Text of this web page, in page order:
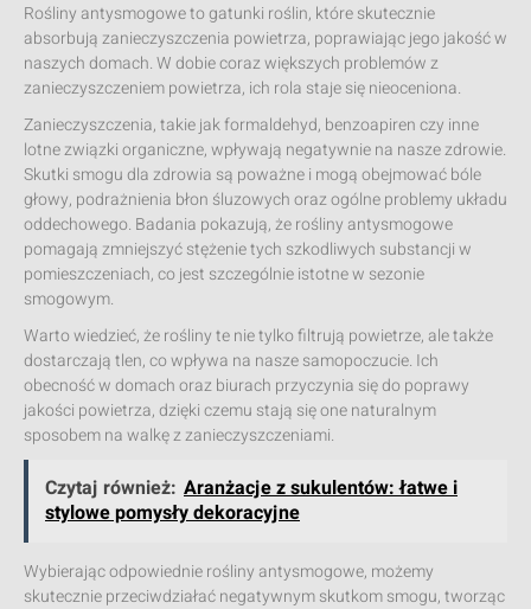
Rośliny antysmogowe to gatunki roślin, które skutecznie
absorbują zanieczyszczenia powietrza, poprawiając jego jakość w
naszych domach. W dobie coraz większych problemów z
zanieczyszczeniem powietrza, ich rola staje się nieoceniona.
Zanieczyszczenia, takie jak formaldehyd, benzoapiren czy inne
lotne związki organiczne, wpływają negatywnie na nasze zdrowie.
Skutki smogu dla zdrowia są poważne i mogą obejmować bóle
głowy, podrażnienia błon śluzowych oraz ogólne problemy układu
oddechowego. Badania pokazują, że rośliny antysmogowe
pomagają zmniejszyć stężenie tych szkodliwych substancji w
pomieszczeniach, co jest szczególnie istotne w sezonie
smogowym.
Warto wiedzieć, że rośliny te nie tylko filtrują powietrze, ale także
dostarczają tlen, co wpływa na nasze samopoczucie. Ich
obecność w domach oraz biurach przyczynia się do poprawy
jakości powietrza, dzięki czemu stają się one naturalnym
sposobem na walkę z zanieczyszczeniami.
Czytaj również: Aranżacje z sukulentów: łatwe i
stylowe pomysły dekoracyjne
Wybierając odpowiednie rośliny antysmogowe, możemy
skutecznie przeciwdziałać negatywnym skutkom smogu, tworząc